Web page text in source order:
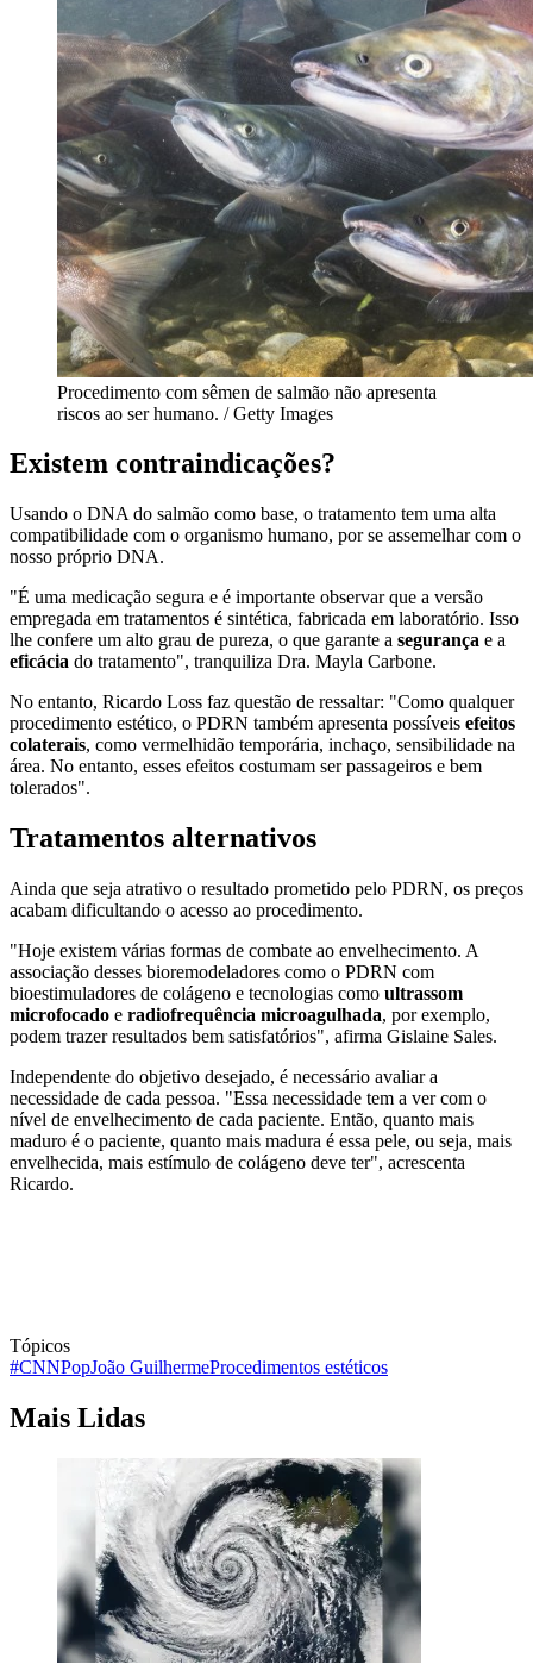
Procedimento com sêmen de salmão não apresenta
riscos ao ser humano. / Getty Images
Existem contraindicações?
Usando o DNA do salmão como base, o tratamento tem uma alta
compatibilidade com o organismo humano, por se assemelhar com o
nosso próprio DNA.
"É uma medicação segura e é importante observar que a versão
empregada em tratamentos é sintética, fabricada em laboratório. Isso
lhe confere um alto grau de pureza, o que garante a segurança e a
eficácia do tratamento", tranquiliza Dra. Mayla Carbone.
No entanto, Ricardo Loss faz questão de ressaltar: "Como qualquer
procedimento estético, o PDRN também apresenta possíveis efeitos
colaterais, como vermelhidão temporária, inchaço, sensibilidade na
área. No entanto, esses efeitos costumam ser passageiros e bem
tolerados".
Tratamentos alternativos
Ainda que seja atrativo o resultado prometido pelo PDRN, os preços
acabam dificultando o acesso ao procedimento.
"Hoje existem várias formas de combate ao envelhecimento. A
associação desses bioremodeladores como o PDRN com
bioestimuladores de colágeno e tecnologias como ultrassom
microfocado e radiofrequência microagulhada, por exemplo,
podem trazer resultados bem satisfatórios", afirma Gislaine Sales.
Independente do objetivo desejado, é necessário avaliar a
necessidade de cada pessoa. "Essa necessidade tem a ver com o
nível de envelhecimento de cada paciente. Então, quanto mais
maduro é o paciente, quanto mais madura é essa pele, ou seja, mais
envelhecida, mais estímulo de colágeno deve ter", acrescenta
Ricardo.
Tópicos
#CNNPopJoão GuilhermeProcedimentos estéticos
Mais Lidas